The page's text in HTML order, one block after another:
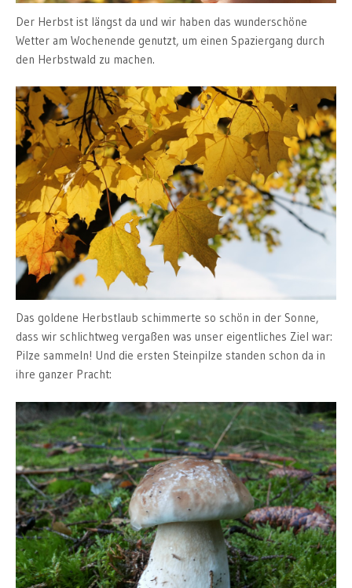
Der Herbst ist längst da und wir haben das wunderschöne
Wetter am Wochenende genutzt, um einen Spaziergang durch
den Herbstwald zu machen.
Das goldene Herbstlaub schimmerte so schön in der Sonne,
dass wir schlichtweg vergaßen was unser eigentliches Ziel war:
Pilze sammeln! Und die ersten Steinpilze standen schon da in
ihre ganzer Pracht: